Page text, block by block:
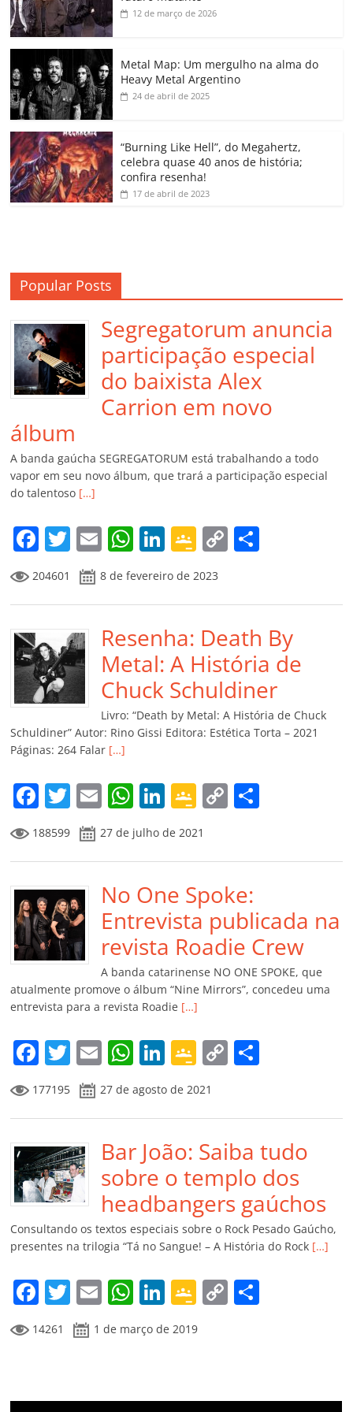
b
o
o
k
A
p
dI e
a
ss
o
m
k h
12 de março de 2026
Metal Map: Um mergulho na alma do
Heavy Metal Argentino
24 de abril de 2025
“Burning Like Hell”, do Megahertz,
celebra quase 40 anos de história;
confira resenha!
17 de abril de 2023
Popular Posts
Segregatorum anuncia
participação especial
do baixista Alex
Carrion em novo
álbum
A banda gaúcha SEGREGATORUM está trabalhando a todo
vapor em seu novo álbum, que trará a participação especial
do talentoso […]
F
a
c
e
b
o
o
k
T
w
itt
er
E
m
ai
l
W
at
s
A
p
p
Li
k
e
dI
n
G
o
o
gl
e
Cl
a
ss
ro
m
C
y
Li
n
k
p
ar
til
h
ar
204601 8 de fevereiro de 2023
Resenha: Death By
Metal: A História de
Chuck Schuldiner
Livro: “Death by Metal: A História de Chuck
Schuldiner” Autor: Rino Gissi Editora: Estética Torta – 2021
Páginas: 264 Falar […]
F
a
c
e
b
o
o
k
T
w
itt
er
E
m
ai
l
W
h
at
s
A
p
p
Li
n
k
e
dI
n
G
o
o
gl
e
Cl
a
ss
ro
o
m
C
y
Li
n
k
p
til
h
ar
188599 27 de julho de 2021
No One Spoke:
Entrevista publicada na
revista Roadie Crew
A banda catarinense NO ONE SPOKE, que
atualmente promove o álbum “Nine Mirrors”, concedeu uma
entrevista para a revista Roadie […]
F
a
c
e
b
o
o
k
T
w
itt
er
E
m
ai
l
W
at
s
A
p
p
Li
n
k
e
dI
n
G
o
o
gl
e
Cl
a
ss
ro
o
m
C
y
Li
n
k
p
ar
til
h
ar
177195 27 de agosto de 2021
Bar João: Saiba tudo
sobre o templo dos
headbangers gaúchos
Consultando os textos especiais sobre o Rock Pesado Gaúcho,
presentes na trilogia “Tá no Sangue! – A História do Rock […]
F
a
c
b
T
w
itt
E
m
ai
W
at
A
Li
n
k
dI
G
o
o
e
C
Li ar
14261 1 de março de 2019